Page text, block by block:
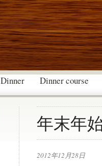
Dinner Dinner course
年末年
2012年12月28日